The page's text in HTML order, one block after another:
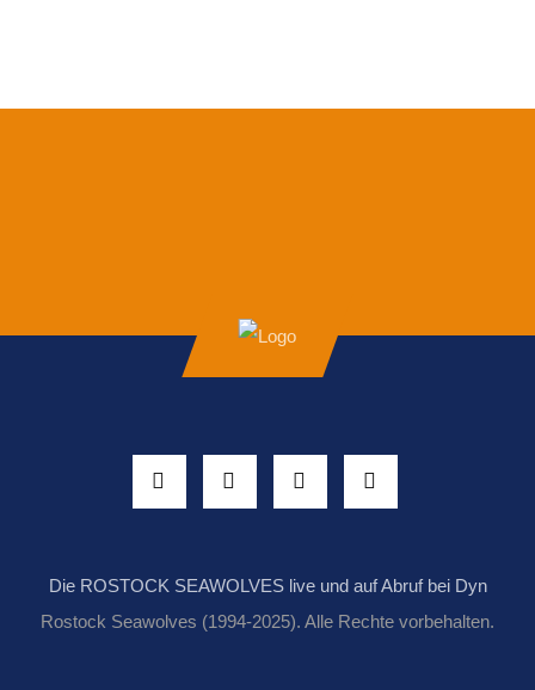
Die ROSTOCK SEAWOLVES live und auf Abruf bei Dyn
Rostock Seawolves (1994-2025). Alle Rechte vorbehalten.